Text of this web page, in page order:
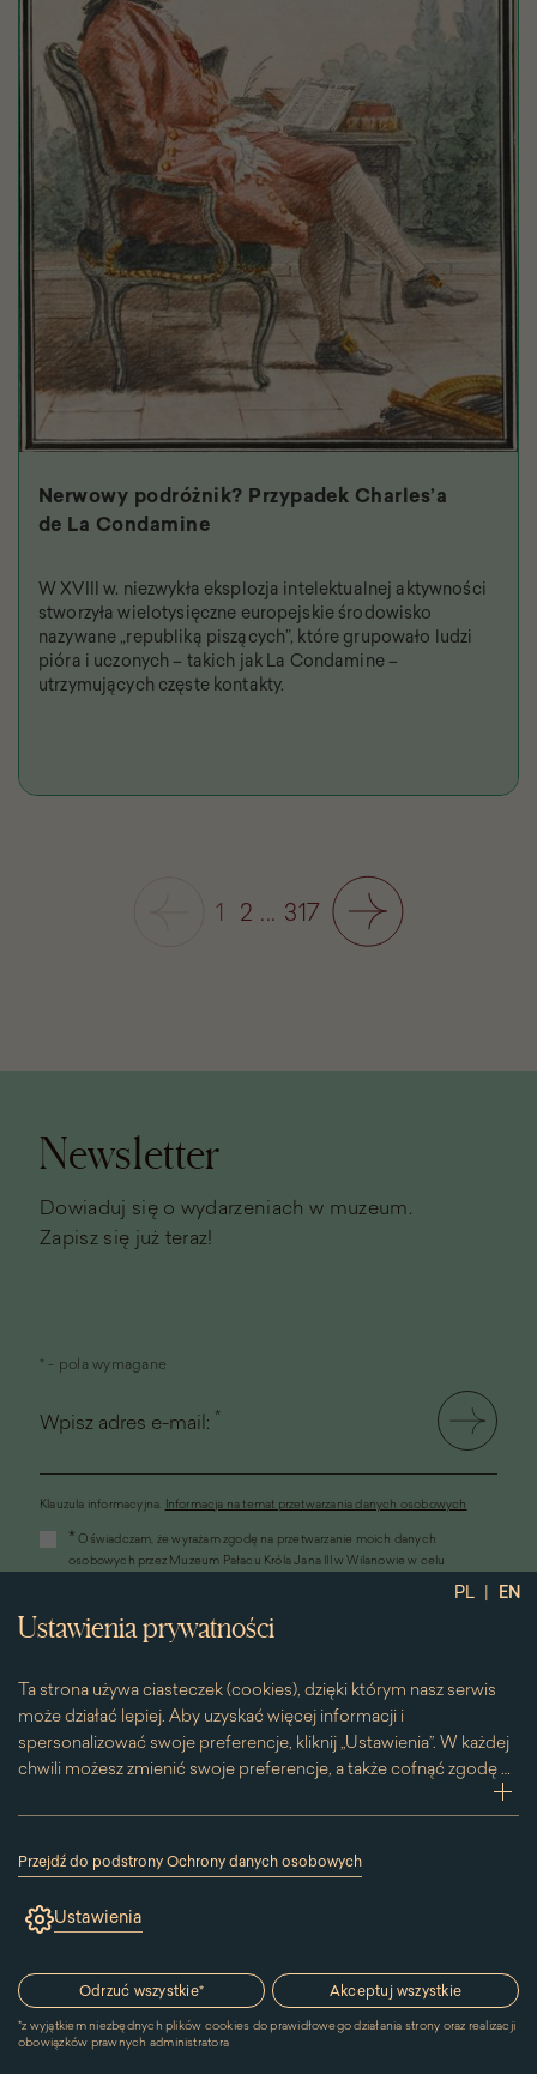
PL | EN
Ustawienia prywatności
Ta strona używa ciasteczek (cookies), dzięki którym nasz serwis
może działać lepiej. Aby uzyskać więcej informacji i
spersonalizować swoje preferencje, kliknij „Ustawienia”. W każdej
chwili możesz zmienić swoje preferencje, a także cofnąć zgodę na
używanie plików cookie. Możesz to zrobić, klikając na podstronę
„Cookies” znajdującą się w stopce.
Przesuwając suwak w prawą stronę aktywujesz zgodę na
konkretne ciasteczko. Przesuwając suwak w lewą stronę
wyłączasz taką zgodę.
Przejdź do podstrony Ochrony danych osobowych
(link
się
oknie)
Ustawienia
Odrzuć wszystkie*
*z wyjątkiem niezbędnych plików cookies do prawidłowego działania strony oraz realizacji
obowiązków prawnych administratora
Akceptuj wszystkie
Nerwowy podróżnik? Przypadek Charles’a
de La Condamine
W XVIII w. niezwykła eksplozja intelektualnej aktywności
stworzyła wielotysięczne europejskie środowisko
nazywane „republiką piszących”, które grupowało ludzi
pióra i uczonych – takich jak La Condamine –
utrzymujących częste kontakty.
1 2 ... 317
Stopka
Newsletter
Dowiaduj się o wydarzeniach w muzeum.
Zapisz się już teraz!
* - pola wymagane
Wpisz adres e-mail: *
Klauzula informacyjna. Informacja na temat przetwarzania danych osobowych
otworzy
się
oknie)
* Oświadczam, że wyrażam zgodę na przetwarzanie moich danych
osobowych przez Muzeum Pałacu Króla Jana III w Wilanowie w celu
Wilanowie informacji handlowych drogą elektroniczną, w tym z
Kontakt
MUZEUM PAŁACU